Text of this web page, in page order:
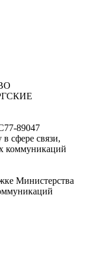
89047
сфере связи,
коммуникаций
Министерства